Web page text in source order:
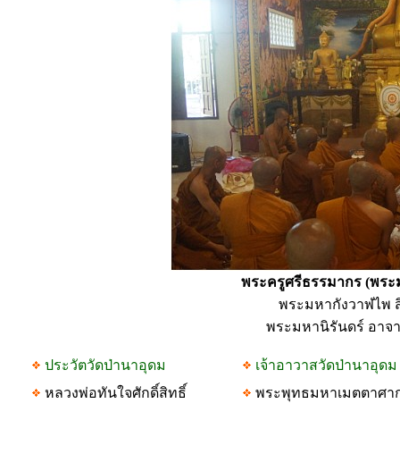
พระครูศรีธรรมากร (พร
พระมหากังวาฬไพ
พระมหานิรันดร์ อาจ
ประวัตวัดป่านาอุดม
เจ้าอาวาสวัดป่านาอุดม
หลวงพ่อทันใจศักดิ์สิทธิ์
พระพุทธมหาเมตตาศ